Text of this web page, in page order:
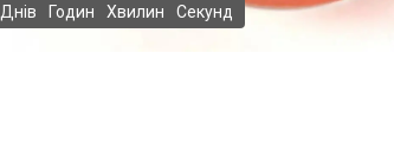
Днів
Годин
Хвилин
Секунд